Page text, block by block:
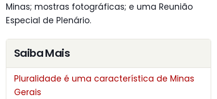
Minas; mostras fotográficas; e uma Reunião
Especial de Plenário.
Saiba Mais
Pluralidade é uma característica de Minas
Gerais